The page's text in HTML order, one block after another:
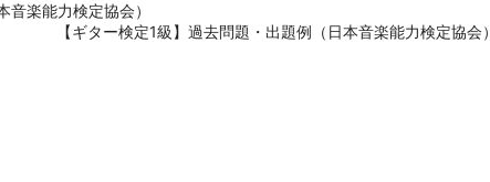
音楽能力検定協会）
【ギター検定1級】過去問題・出題例（日本音楽能力検定協会）